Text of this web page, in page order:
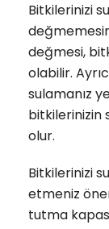
Bitkilerinizi
değmesi,
olabilir.
sulamanız
bitkilerinizin
olur.
Bitkilerinizi
etmeniz
tutma